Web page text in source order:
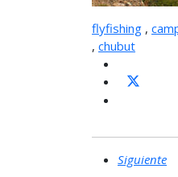
flyfishing ,
, chubut
Siguiente